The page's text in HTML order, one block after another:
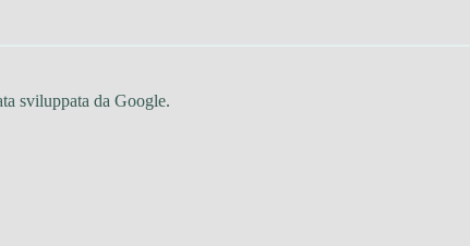
sviluppata da Google.